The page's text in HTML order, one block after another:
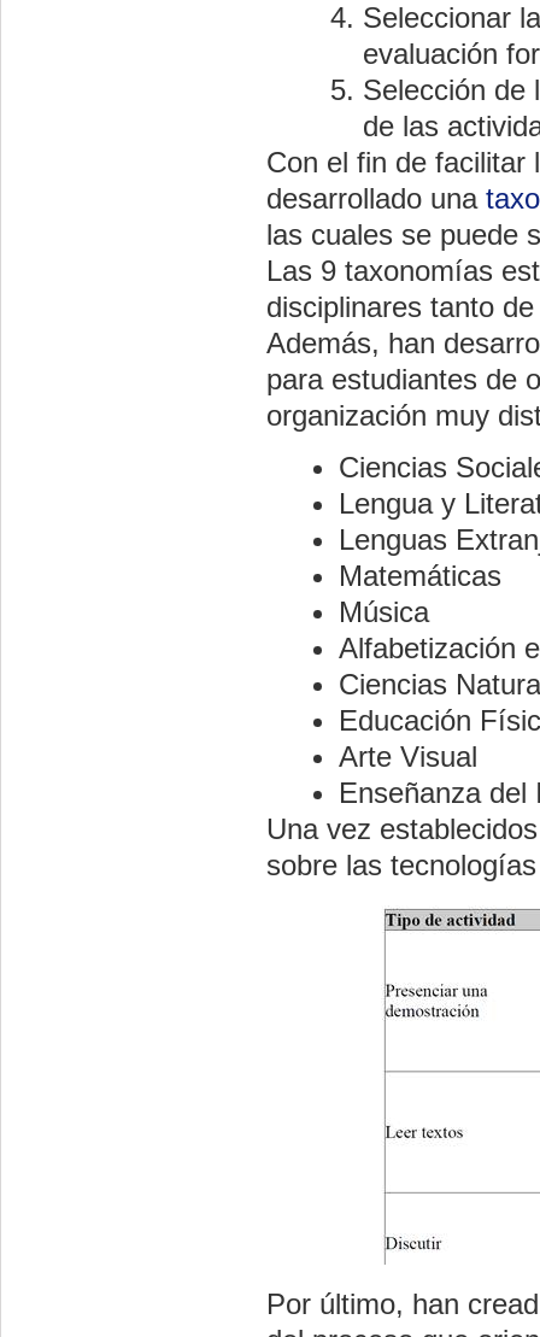
Seleccionar
evaluación
Selección de
de las
Con el fin de facilitar
desarrollado una
las cuales se puede
Las 9 taxonomías
disciplinares tanto
Además, han
para estudiantes de
organización muy
Ciencias
Lengua y
Lenguas
Matemáticas
Música
Alfabetización
Ciencias
Educación
Arte Visual
Enseñanza del
Una vez
sobre las
Por último, han